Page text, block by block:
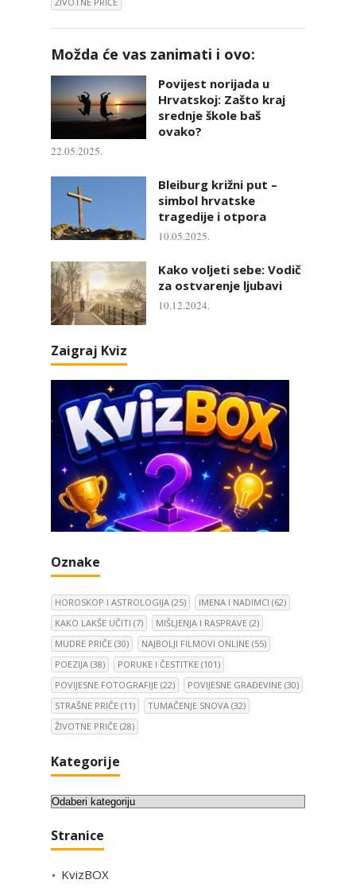
Možda će vas zanimati i ovo:
Povijest norijada u
Hrvatskoj: Zašto kraj
srednje škole baš
ovako?
22.05.2025.
Bleiburg križni put –
simbol hrvatske
tragedije i otpora
10.05.2025.
Kako voljeti sebe: Vodič
za ostvarenje ljubavi
10.12.2024.
Zaigraj Kviz
Oznake
HOROSKOP I ASTROLOGIJA (25) IMENA I NADIMCI (62)
KAKO LAKŠE UČITI (7) MIŠLJENJA I RASPRAVE (2)
MUDRE PRIČE (30) NAJBOLJI FILMOVI ONLINE (55)
POEZIJA (38) PORUKE I ČESTITKE (101)
POVIJESNE FOTOGRAFIJE (22) POVIJESNE GRAĐEVINE (30)
STRAŠNE PRIČE (11) TUMAČENJE SNOVA (32)
ŽIVOTNE PRIČE (28)
Kategorije
K
t
g
Stranice
KvizBOX